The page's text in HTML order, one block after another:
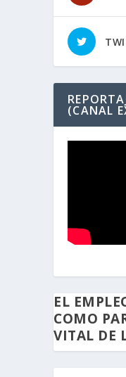
(CANAL
EL
COMO
VITAL DE